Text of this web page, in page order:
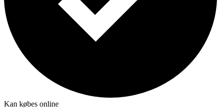
Kan købes online